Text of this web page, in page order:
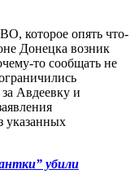
которое опять что-
Донецка возник
то сообщать не
Авдеевку и
указанных
убили